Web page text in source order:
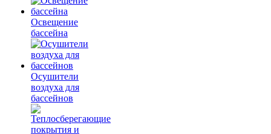
Освещение
бассейна
Осушители
воздуха для
бассейнов